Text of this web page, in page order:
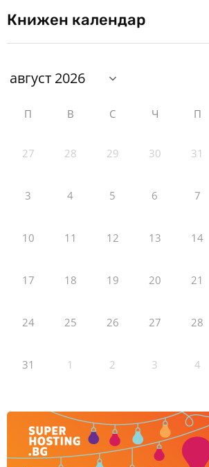
Книжен календар
П В С Ч П
27 28 29 30 31
3 4 5 6 7
10 11 12 13 14
17 18 19 20 21
24 25 26 27 28
31 1 2 3 4